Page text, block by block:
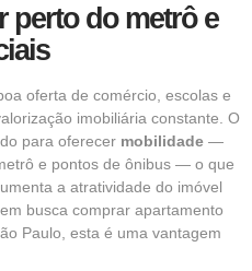
perto do metrô e
oferta de comércio, escolas e
imobiliária constante. O
para oferecer mobilidade —
e pontos de ônibus — o que
a atratividade do imóvel
busca comprar apartamento
Paulo, esta é uma vantagem